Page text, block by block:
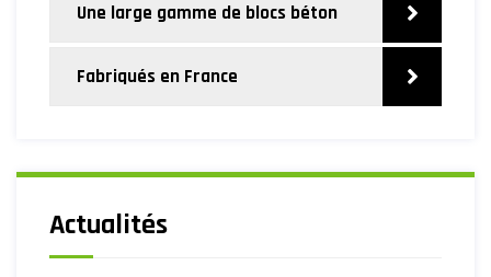
Une large gamme de blocs béton
Fabriqués en France
Actualités